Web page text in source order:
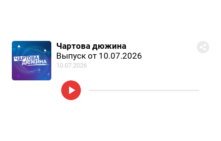
Чартова дюжина
Выпуск от 10.07.2026
10.07.2026